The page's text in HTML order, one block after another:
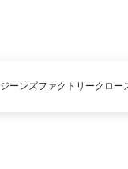
ジーンズファクトリークロー